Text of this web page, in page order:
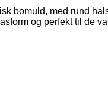
bomuld, med rund
og perfekt til de